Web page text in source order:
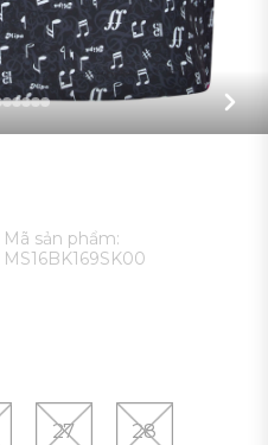
Mã sản phẩm:
MS16BK169SK00
27 28